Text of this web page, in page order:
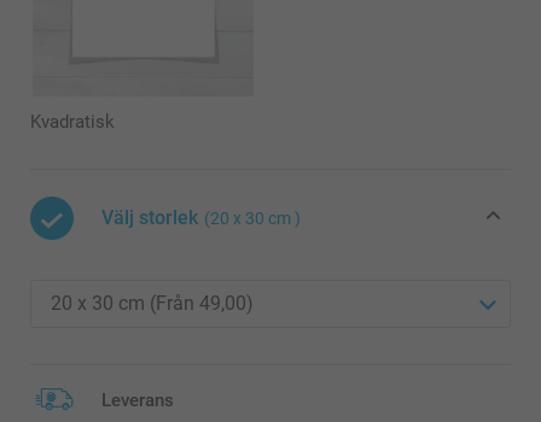
Kvadratisk
Välj storlek (20 x 30 cm )
Leverans